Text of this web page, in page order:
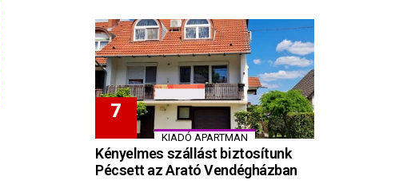
KIADÓ APARTMAN
Kényelmes szállást biztosítunk
Pécsett az Arató Vendégházban